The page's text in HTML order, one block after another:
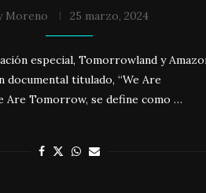
Moreno 25 marzo, 2024
especial, Tomorrowland y
documental titulado, “We Are
Are Tomorrow, se define como …